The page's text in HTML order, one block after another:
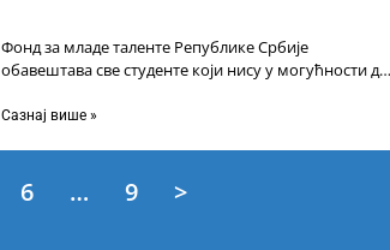
Фонд за младе таленте Републике Србије
обавештава све студенте који нису у могућности да
Сазнај више »
6 … 9 >